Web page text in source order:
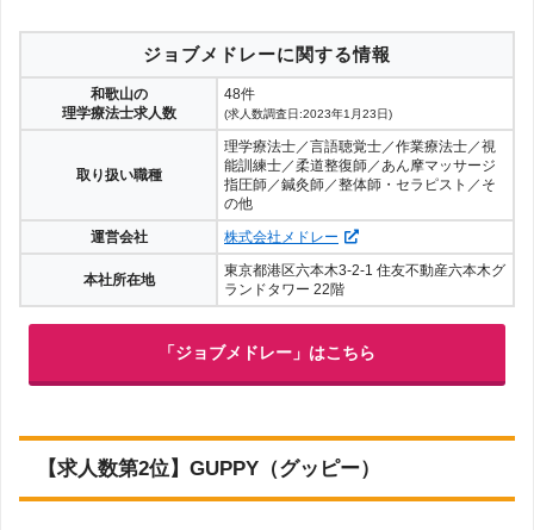
ジョブメドレーに関する情報
和歌山の
理学療法士求人数
48件
(求人数調査日:2023年1月23日)
取り扱い職種
理学療法士／言語聴覚士／作業療法士／視
能訓練士／柔道整復師／あん摩マッサージ
指圧師／鍼灸師／整体師・セラピスト／そ
の他
運営会社
株式会社メドレー
本社所在地
東京都港区六本木3-2-1 住友不動産六本木グ
ランドタワー 22階
「ジョブメドレー」はこちら
【求人数第2位】GUPPY（グッピー）